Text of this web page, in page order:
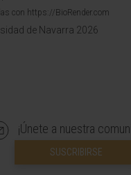
con https://BioRender.com
de Navarra 2026
¡Únete a nuestra
SUSCRIBIRSE